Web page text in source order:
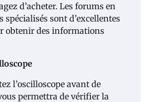
d’acheter. Les forums en
spécialisés sont d’excellentes
obtenir des informations
l’oscilloscope avant de
permettra de vérifier la